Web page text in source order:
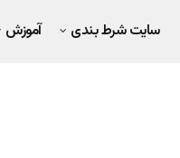
سایت شرط بندی آموزش